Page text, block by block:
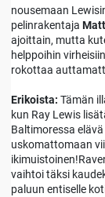
nousemaan
pelinrakentaja
ajoittain, mutta
helppoihin
rokottaa
Erikoista: Tämän
kun Ray Lewis
Baltimoressa
uskomattomaan
vaihtoi täksi
paluun entiselle